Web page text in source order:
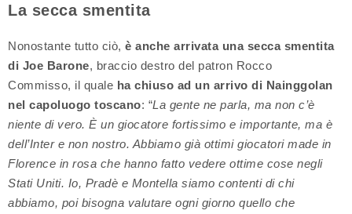
La secca smentita
Nonostante tutto ciò, è anche arrivata una secca smentita
di Joe Barone, braccio destro del patron Rocco
Commisso, il quale ha chiuso ad un arrivo di Nainggolan
nel capoluogo toscano: “La gente ne parla, ma non c’è
niente di vero. È un giocatore fortissimo e importante, ma è
dell’Inter e non nostro. Abbiamo già ottimi giocatori made in
Florence in rosa che hanno fatto vedere ottime cose negli
Stati Uniti. Io, Pradè e Montella siamo contenti di chi
abbiamo, poi bisogna valutare ogni giorno quello che